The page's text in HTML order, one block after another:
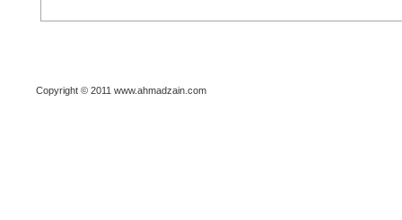
Copyright © 2011 www.ahmadzain.com